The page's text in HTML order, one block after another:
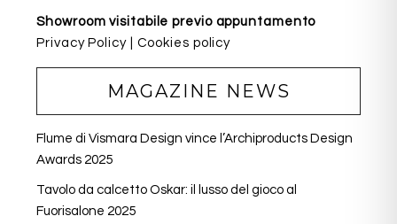
Showroom visitabile previo appuntamento
Privacy Policy| Cookies policy
MAGAZINE NEWS
Flume di Vismara Design vince l’Archiproducts Design
Awards 2025
Tavolo da calcetto Oskar: il lusso del gioco al
Fuorisalone 2025